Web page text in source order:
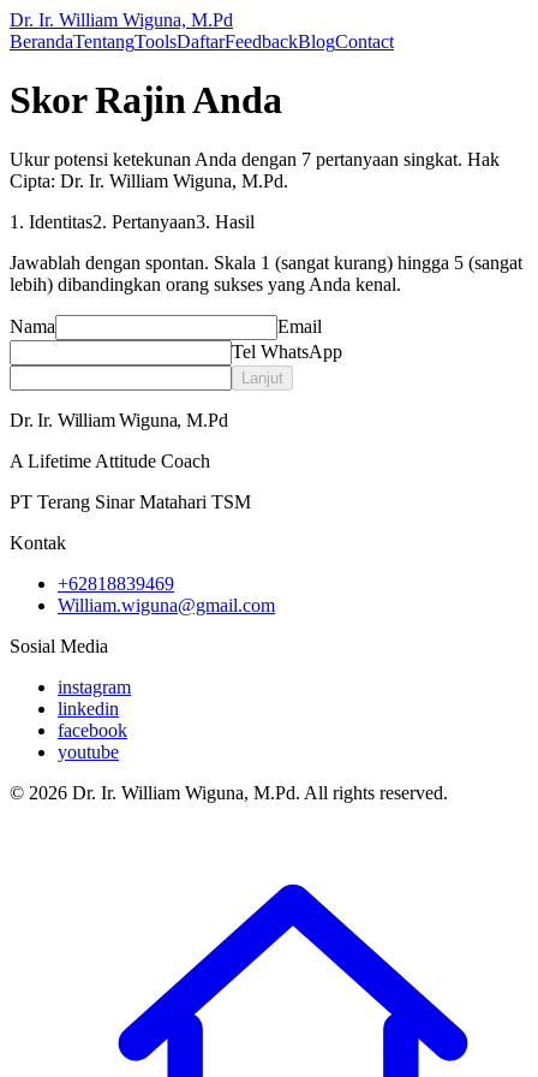
Dr. Ir. William Wiguna, M.Pd
BerandaTentangToolsDaftarFeedbackBlogContact
Skor Rajin Anda
Ukur potensi ketekunan Anda dengan 7 pertanyaan singkat. Hak
Cipta: Dr. Ir. William Wiguna, M.Pd.
1 . Identitas2. Pertanyaan3. Hasil
Jawablah dengan spontan. Skala 1 (sangat kurang) hingga 5 (sangat
lebih) dibandingkan orang sukses yang Anda kenal.
Nama
Email
Tel WhatsApp
Lanjut
Dr. Ir. William Wiguna, M.Pd
A Lifetime Attitude Coach
PT Terang Sinar Matahari TSM
Kontak
+62818839469
William.wiguna@gmail.com
Sosial Media
instagram
linkedin
facebook
youtube
© 2026 Dr. Ir. William Wiguna, M.Pd. All rights reserved.